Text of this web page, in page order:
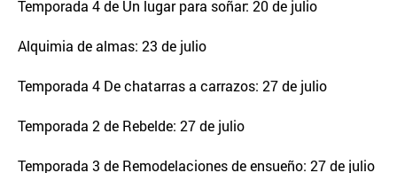
Temporada 4 de Un lugar para soñar: 20 de julio
Alquimia de almas: 23 de julio
Temporada 4 De chatarras a carrazos: 27 de julio
Temporada 2 de Rebelde: 27 de julio
Temporada 3 de Remodelaciones de ensueño: 27 de julio